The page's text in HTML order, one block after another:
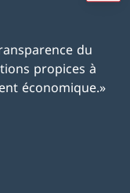
du
propices à
économique.»